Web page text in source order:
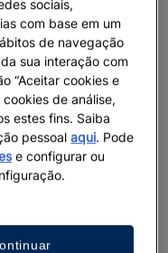
sociais,
com base em um
de navegação
sua interação com
“Aceitar cookies e
de análise,
estes fins. Saiba
pessoalaqui. Pode
e configurar ou